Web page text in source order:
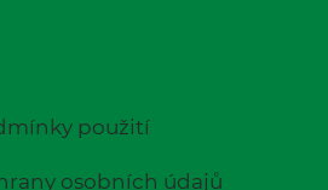
použití
osobních údajů